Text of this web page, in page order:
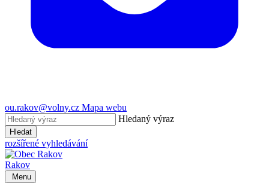
ou.rakov@volny.cz Mapa webu
Hledaný výraz
Hledat
rozšířené vyhledávání
Rakov
Menu